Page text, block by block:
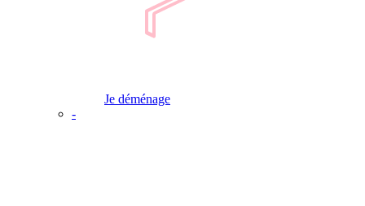
Je déménage
-